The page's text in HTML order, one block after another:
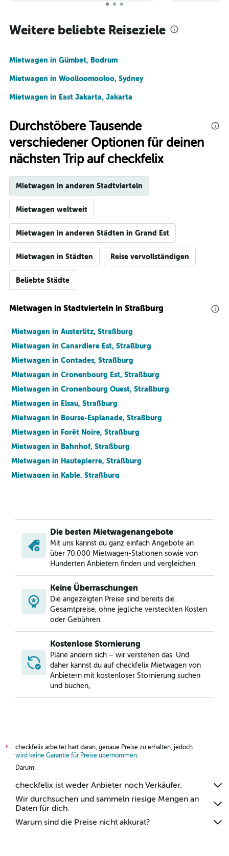
Weitere beliebte Reiseziele
Mietwagen in Gümbet, Bodrum
Mietwagen in Woolloomooloo, Sydney
Mietwagen in East Jakarta, Jakarta
Durchstöbere Tausende
verschiedener Optionen für deinen
nächsten Trip auf checkfelix
Mietwagen in anderen Stadtvierteln
Mietwagen weltweit
Mietwagen in anderen Städten in Grand Est
Mietwagen in Städten Reise vervollständigen
Beliebte Städte
Mietwagen in Stadtvierteln in Straßburg
Mietwagen in Austerlitz, Straßburg
Mietwagen in Canardiere Est, Straßburg
Mietwagen in Contades, Straßburg
Mietwagen in Cronenbourg Est, Straßburg
Mietwagen in Cronenbourg Ouest, Straßburg
Mietwagen in Elsau, Straßburg
Mietwagen in Bourse-Esplanade, Straßburg
Mietwagen in Forêt Noire, Straßburg
Mietwagen in Bahnhof, Straßburg
Mietwagen in Hautepierre, Straßburg
Mietwagen in Kable, Straßburg
Mietwagen in Mairie, Straßburg
Mietwagen in Montagne Verte, Straßburg
Mietwagen in Neudorf Est, Straßburg
Mietwagen in Neudorf Ouest, Straßburg
Mietwagen in Neudorf Sud, Straßburg
Mietwagen in Neuhof, Straßburg
Mietwagen in Petite-France, Straßburg
Die besten Mietwagenangebote
Mit uns kannst du ganz einfach Angebote an
über 70.000 Mietwagen-Stationen sowie von
Hunderten Anbietern finden und vergleichen.
Keine Überraschungen
Die angezeigten Preise sind bereits die
Gesamtpreise, ohne jegliche versteckten Kosten
oder Gebühren.
Kostenlose Stornierung
Pläne ändern sich – wir verstehen das. Und
daher kannst du auf checkfelix Mietwagen von
Anbietern mit kostenloser Stornierung suchen
und buchen,
*
checkfelix arbeitet hart daran, genaue Preise zu erhalten, jedoch
wird keine Garantie für Preise übernommen.
Darum:
checkfelix ist weder Anbieter noch Verkäufer.
Wir durchsuchen und sammeln riesige Mengen an
Daten für dich.
Warum sind die Preise nicht akkurat?